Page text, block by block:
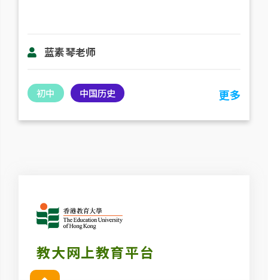
蓝素琴老师
初中 中国历史 更多
教大网上教育平台